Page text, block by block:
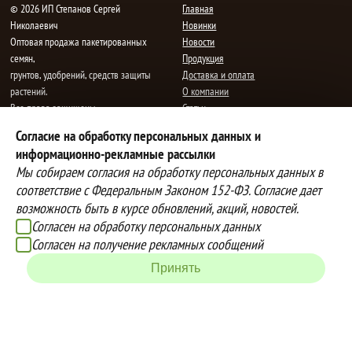
Согласие на обработку персональных данных и
информационно-рекламные рассылки
Мы собираем согласия на обработку персональных данных в
соответствие с Федеральным Законом 152-ФЗ. Согласие дает
возможность быть в курсе обновлений, акций, новостей.
Согласен на обработку персональных данных
Согласен на получение рекламных сообщений
Принять
© 2026 ИП Степанов Сергей
Николаевич
Oптовая продажа пакетированных
семян,
грунтов, удобрений, средств защиты
растений.
Все права защищены.
E-mail:mail@semenauspeha.ru
Телефон: +7 (8352) 28-80-34
Адрес: г. Чебоксары, пр. Мира 76 А
Главная
Новинки
Новости
Продукция
Доставка и оплата
О компании
Статьи
Способы оплаты
Вы можете оплатить покупки
наличными при получении товара,
либо выбрать другой способ оплаты
Инструкция по оплате банковской
Доставка
Наша компания осуществляет
бесплатную
доставку до терминалов транспортных
компаний.